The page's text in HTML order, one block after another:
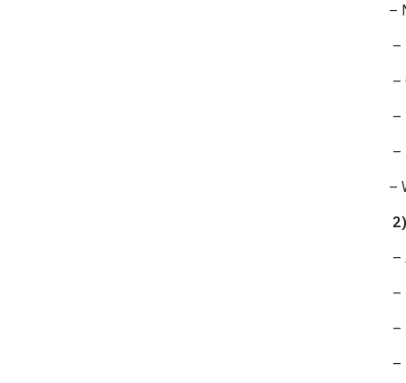
–
–
–
–
–
–
–
–
–
–